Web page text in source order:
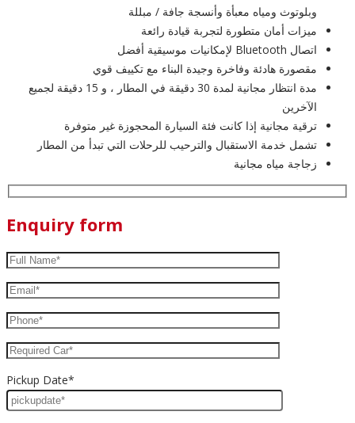
وبلوتوث ومياه معبأة وأنسجة جافة / مبللة
ميزات أمان متطورة لتجربة قيادة رائعة
اتصال Bluetooth لإمكانيات موسيقية أفضل
مقصورة هادئة وفاخرة وجيدة البناء مع تكييف قوي
مدة انتظار مجانية لمدة 30 دقيقة في المطار ، و 15 دقيقة لجميع
الآخرين
ترقية مجانية إذا كانت فئة السيارة المحجوزة غير متوفرة
تشمل خدمة الاستقبال والترحيب للرحلات التي تبدأ من المطار
زجاجة مياه مجانية
Enquiry form
Pickup Date*